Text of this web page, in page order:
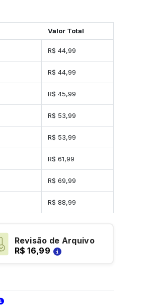
Valor Total
R$ 44,99
R$ 44,99
R$ 45,99
R$ 53,99
R$ 53,99
R$ 61,99
R$ 69,99
R$ 88,99
Revisão de Arquivo
R$ 16,99
Verifique as condições de entrega